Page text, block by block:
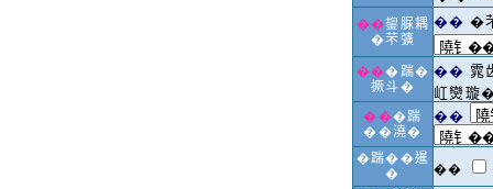
��鋆脲耦
�芣彍
�� �
���踹�
撅斗�
�� 雿
屸𤓖
���踹
��澆�
��
�踹��暹
�
��